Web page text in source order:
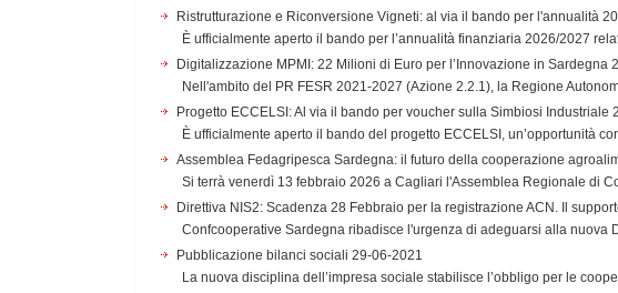
Ristrutturazione e Riconversione Vigneti: al via il bando per l'annualità
È ufficialmente aperto il bando per l’annualità finanziaria 2026/2027
Digitalizzazione MPMI: 22 Milioni di Euro per l’Innovazione in Sardegna
Nell'ambito del PR FESR 2021-2027 (Azione 2.2.1), la Regione
Progetto ECCELSI: Al via il bando per voucher sulla Simbiosi Industriale
È ufficialmente aperto il bando del progetto ECCELSI, un’opportunità
Assemblea Fedagripesca Sardegna: il futuro della cooperazione
Si terrà venerdì 13 febbraio 2026 a Cagliari l'Assemblea Regionale di
Direttiva NIS2: Scadenza 28 Febbraio per la registrazione ACN. Il
Confcooperative Sardegna ribadisce l'urgenza di adeguarsi alla nuova
Pubblicazione bilanci sociali 29-06-2021
La nuova disciplina dell’impresa sociale stabilisce l’obbligo per le